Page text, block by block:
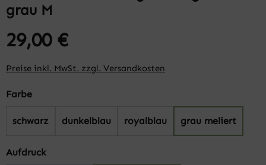
grau M
29,00 €
Preise inkl. MwSt. zzgl. Versandkosten
Farbeauswählen
schwarz dunkelblau royalblau grau meliert
Aufdruckauswählen